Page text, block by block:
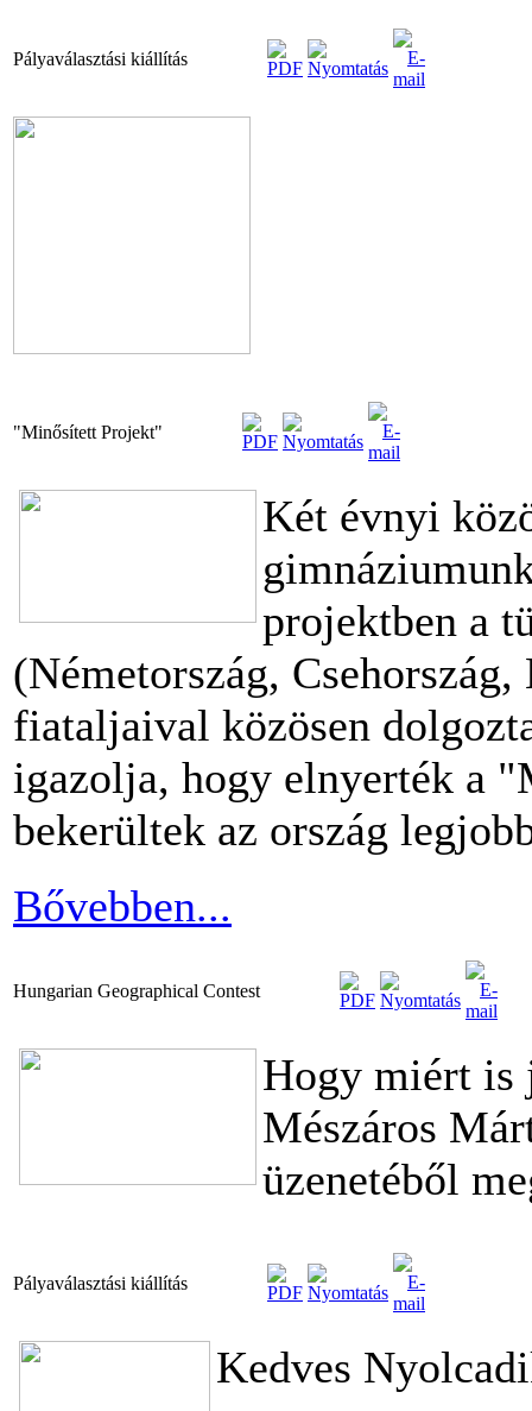
Pályaválasztási kiállítás
"Minősített Projekt"
Két évnyi
projektben a
(Németország,
fiataljaival közösen
igazolja, hogy elnyerték a
bekerültek az ország
Bővebben...
Hungarian Geographical Contest
Hogy miért is
Mészáros
üzenetéből
Pályaválasztási kiállítás
Kedves